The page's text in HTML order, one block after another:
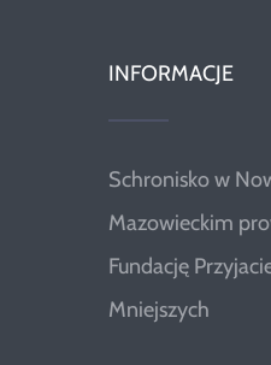
INFORMACJE
Schronisko w
Mazowieckim
Fundację
Mniejszych